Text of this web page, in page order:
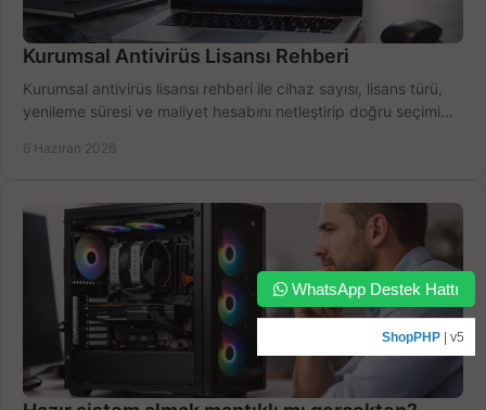
Kurumsal Antivirüs Lisansı Rehberi
Kurumsal antivirüs lisansı rehberi ile cihaz sayısı, lisans türü,
yenileme süresi ve maliyet hesabını netleştirip doğru seçimi
6 Haziran 2026
WhatsApp Destek Hattı
ShopPHP | v5